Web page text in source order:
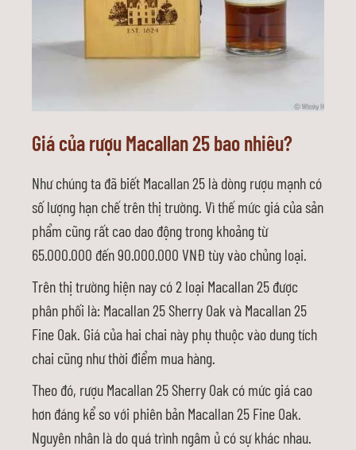
Giá của rượu Macallan 25 bao nhiêu?
Như chúng ta đã biết Macallan 25 là dòng rượu mạnh có
số lượng hạn chế trên thị trường. Vì thế mức giá của sản
phẩm cũng rất cao dao động trong khoảng từ
65.000.000 đến 90.000.000 VNĐ tùy vào chủng loại.
Trên thị trường hiện nay có 2 loại Macallan 25 được
phân phối là: Macallan 25 Sherry Oak và Macallan 25
Fine Oak. Giá của hai chai này phụ thuộc vào dung tích
chai cũng như thời điểm mua hàng.
Theo đó, rượu Macallan 25 Sherry Oak có mức giá cao
hơn đáng kể so với phiên bản Macallan 25 Fine Oak.
Nguyên nhân là do quá trình ngâm ủ có sự khác nhau.